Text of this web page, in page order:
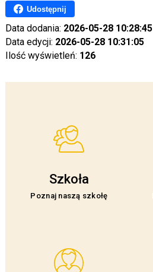
Udostępnij
Data dodania: 2026-05-28 10:28:45
Data edycji: 2026-05-28 10:31:05
Ilość wyświetleń: 126
Szkoła
Poznaj naszą szkołę